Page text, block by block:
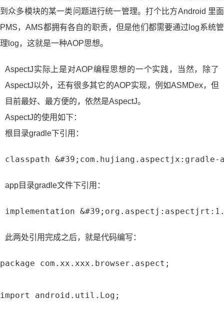
到众多模块的某一类问题进行统一管理。打个比方Android 里面
PMS，AMS都拥有各自的职责，但是他们都需要通过log系统管
理log，这就是一种AOP思想。
AspectJ实际上是对AOP编程思想的一个实践，当然，除了
AspectJ以外，还有很多其它的AOP实现，例如ASMDex，但
目前最好、最方便的，依然是AspectJ。
AspectJ的使用如下：
根目录gradle下引用：
classpath
app目录gradle文件下引用：
implementation
此两处引用完成之后，就是代码编写：
package com.xx.xxx.browser.aspect;
import android.util.Log;